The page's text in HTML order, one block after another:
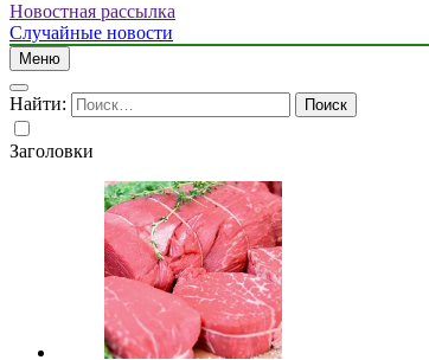
Новостная рассылка
Случайные новости
Меню
Найти:
Заголовки